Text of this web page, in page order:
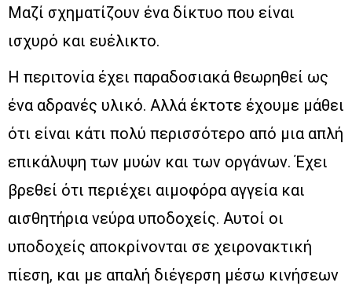
Μαζί σχηματίζουν ένα δίκτυο που είναι
ισχυρό και ευέλικτο.
Η περιτονία έχει παραδοσιακά θεωρηθεί ως
ένα αδρανές υλικό. Αλλά έκτοτε έχουμε μάθει
ότι είναι κάτι πολύ περισσότερο από μια απλή
επικάλυψη των μυών και των οργάνων. Έχει
βρεθεί ότι περιέχει αιμοφόρα αγγεία και
αισθητήρια νεύρα υποδοχείς. Αυτοί οι
υποδοχείς αποκρίνονται σε χειρονακτική
πίεση, και με απαλή διέγερση μέσω κινήσεων